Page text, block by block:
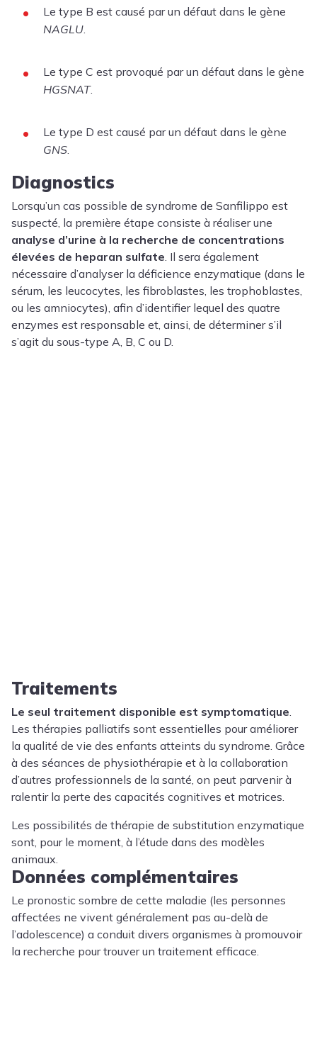
Le type B est causé par un défaut dans le gène
NAGLU.
Le type C est provoqué par un défaut dans le gène
HGSNAT.
Le type D est causé par un défaut dans le gène
GNS.
Diagnostics
Lorsqu’un cas possible de syndrome de Sanfilippo est
suspecté, la première étape consiste à réaliser une
analyse d’urine à la recherche de concentrations
élevées de heparan sulfate. Il sera également
nécessaire d’analyser la déficience enzymatique (dans le
sérum, les leucocytes, les fibroblastes, les trophoblastes,
ou les amniocytes), afin d’identifier lequel des quatre
enzymes est responsable et, ainsi, de déterminer s’il
s’agit du sous-type A, B, C ou D.
Traitements
Le seul traitement disponible est symptomatique.
Les thérapies palliatifs sont essentielles pour améliorer
la qualité de vie des enfants atteints du syndrome. Grâce
à des séances de physiothérapie et à la collaboration
d’autres professionnels de la santé, on peut parvenir à
ralentir la perte des capacités cognitives et motrices.
Les possibilités de thérapie de substitution enzymatique
sont, pour le moment, à l’étude dans des modèles
animaux.
Données complémentaires
Le pronostic sombre de cette maladie (les personnes
affectées ne vivent généralement pas au-delà de
l’adolescence) a conduit divers organismes à promouvoir
la recherche pour trouver un traitement efficace.